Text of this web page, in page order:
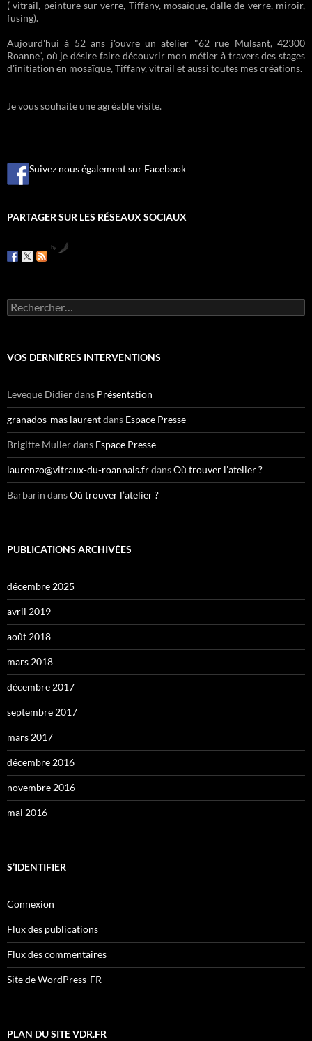
( vitrail, peinture sur verre, Tiffany, mosaïque, dalle de verre, miroir,
fusing).
Aujourd'hui à 52 ans j'ouvre un atelier "62 rue Mulsant, 42300
Roanne", où je désire faire découvrir mon métier à travers des stages
d'initiation en mosaïque, Tiffany, vitrail et aussi toutes mes créations.
Je vous souhaite une agréable visite.
Suivez nous également sur Facebook
PARTAGER SUR LES RÉSEAUX SOCIAUX
by
R
e
e
h
e
r
:
VOS DERNIÈRES INTERVENTIONS
Leveque Didierdans Présentation
granados-mas laurentdans Espace Presse
Brigitte Mullerdans Espace Presse
laurenzo@vitraux-du-roannais.frdansOù trouver l’atelier ?
Barbarin dansOù trouver l’atelier ?
PUBLICATIONS ARCHIVÉES
décembre 2025
avril 2019
août 2018
mars 2018
décembre 2017
septembre 2017
mars 2017
décembre 2016
novembre 2016
mai 2016
S’IDENTIFIER
Connexion
Flux des publications
Flux des commentaires
Site de WordPress-FR
PLAN DU SITE VDR.FR